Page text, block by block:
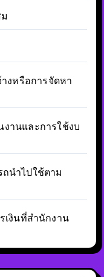
งหรือการจัดหา
านและการใช้งบ
นำไปใช้ตาม
เงินที่สำนักงาน